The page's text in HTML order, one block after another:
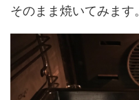
そのまま焼いてみます。